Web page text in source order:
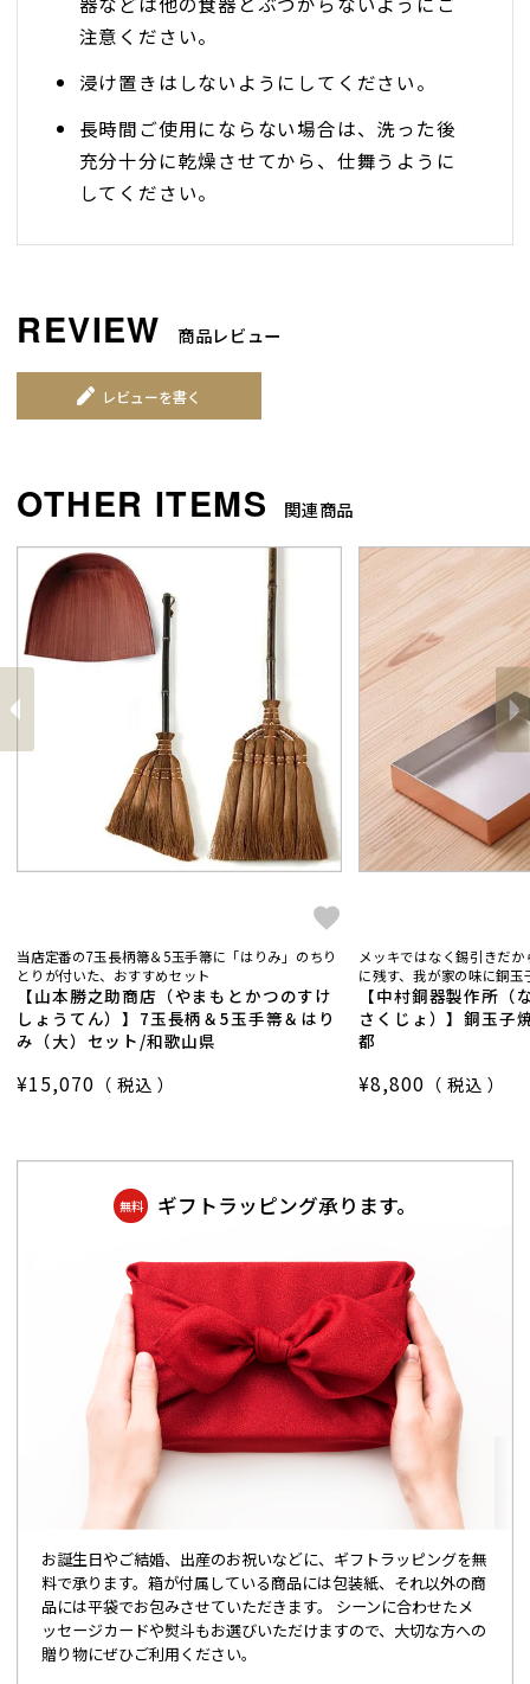
注意ください。
浸け置きはしないようにしてください。
長時間ご使用にならない場合は、洗った後
充分十分に乾燥させてから、仕舞うように
してください。
商品レビュー
レビューを書く
関連商品
前
へ
当店定番の7玉長柄箒＆5玉手箒に「はりみ」のちり
とりが付いた、おすすめセット
【山本勝之助商店（やまもとかつのすけ
しょうてん）】7玉長柄＆5玉手箒＆はり
み（大）セット/和歌山県
¥15,070 税込
メッキではなく錫引きだ
に残す、我が家の味に
【中村銅器製作所（
さくじょ）】銅玉
都
¥8,800 税込
次
へ
無料 ギフトラッピング承ります。
お誕生日やご結婚、出産のお祝いなどに、ギフトラッピングを無
料で承ります。箱が付属している商品には包装紙、それ以外の商
品には平袋でお包みさせていただきます。 シーンに合わせたメ
ッセージカードや熨斗もお選びいただけますので、大切な方への
贈り物にぜひご利用ください。